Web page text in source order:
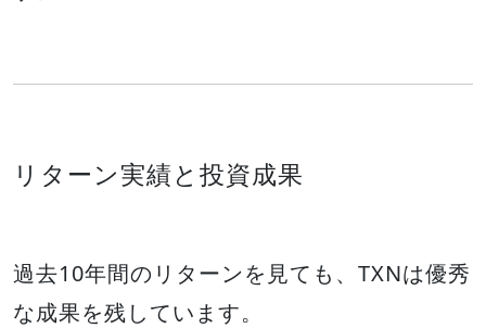
リターン実績と投資成果
過去10年間のリターンを見ても、TXNは優秀
な成果を残しています。